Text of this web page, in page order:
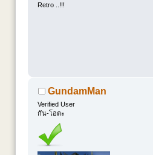
Retro ..!!!
GundamMan
Verified User
กัน-โอตะ